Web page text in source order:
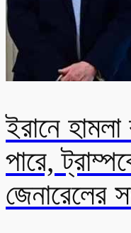
ইরানে
পারে,
জেনারেলের